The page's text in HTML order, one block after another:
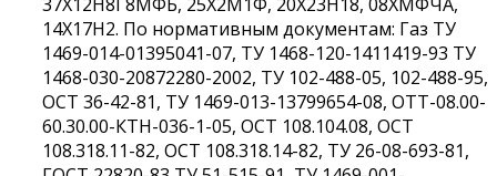
14Х17Н2. По нормативным документам: Газ ТУ
1469-014-01395041-07, ТУ 1468-120-1411419-93 ТУ
1468-030-20872280-2002, ТУ 102-488-05, 102-488-95,
ОСТ 36-42-81, ТУ 1469-013-13799654-08, ОТТ-08.00-
60.30.00-КТН-036-1-05, ОСТ 108.104.08, ОСТ
108.318.11-82, ОСТ 108.318.14-82, ТУ 26-08-693-81,